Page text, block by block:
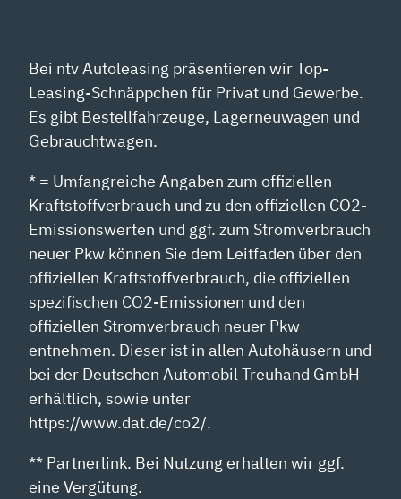
Bei ntv Autoleasing präsentieren wir Top-
Leasing-Schnäppchen für Privat und Gewerbe.
Es gibt Bestellfahrzeuge, Lagerneuwagen und
Gebrauchtwagen.
* = Umfangreiche Angaben zum offiziellen
Kraftstoffverbrauch und zu den offiziellen CO2-
Emissionswerten und ggf. zum Stromverbrauch
neuer Pkw können Sie dem Leitfaden über den
offiziellen Kraftstoffverbrauch, die offiziellen
spezifischen CO2-Emissionen und den
offiziellen Stromverbrauch neuer Pkw
entnehmen. Dieser ist in allen Autohäusern und
bei der Deutschen Automobil Treuhand GmbH
erhältlich, sowie unter
https://www.dat.de/co2/.
** Partnerlink. Bei Nutzung erhalten wir ggf.
eine Vergütung.